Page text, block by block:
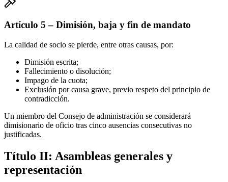
Artículo 5 – Dimisión, baja y fin de mandato
La calidad de socio se pierde, entre otras causas, por:
Dimisión escrita;
Fallecimiento o disolución;
Impago de la cuota;
Exclusión por causa grave, previo respeto del principio de
contradicción.
Un miembro del Consejo de administración se considerará
dimisionario de oficio tras cinco ausencias consecutivas no
justificadas.
Título II: Asambleas generales y
representación